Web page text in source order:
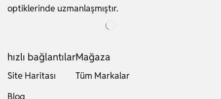
optiklerinde uzmanlaşmıştır.
hızlı bağlantılar
Site Haritası
Blog
Mağaza
Tüm Markalar